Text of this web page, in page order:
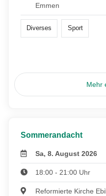
Emmen
Diverses Sport
Mehr
Sommerandacht
Sa, 8. August 2026
18:00 - 21:00 Uhr
Reformierte Kirche